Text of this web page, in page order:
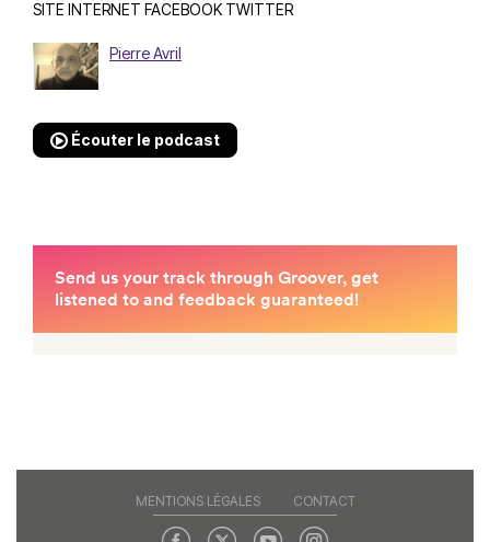
SITE INTERNET FACEBOOK TWITTER
Pierre Avril
Écouter le podcast
MENTIONS LÉGALES CONTACT